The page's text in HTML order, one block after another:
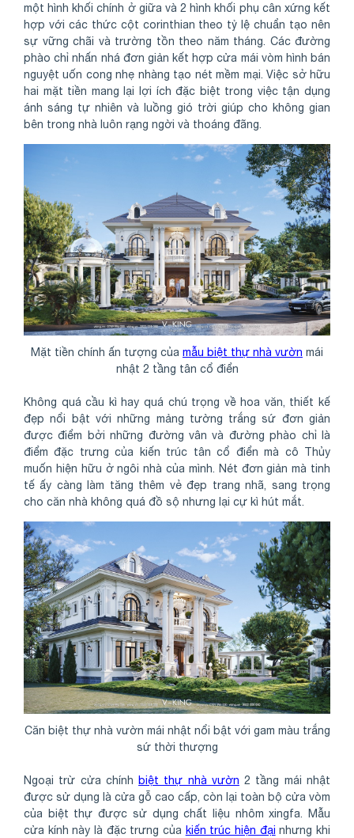
một hình khối chính ở giữa và 2 hình khối phụ cân xứng kết
hợp với các thức cột corinthian theo tỷ lệ chuẩn tạo nên
sự vững chãi và trường tồn theo năm tháng. Các đường
phào chỉ nhấn nhá đơn giản kết hợp cửa mái vòm hình bán
nguyệt uốn cong nhẹ nhàng tạo nét mềm mại. Việc sở hữu
hai mặt tiền mang lại lợi ích đặc biệt trong việc tận dụng
ánh sáng tự nhiên và luồng gió trời giúp cho không gian
bên trong nhà luôn rạng ngời và thoáng đãng.
Mặt tiền chính ấn tượng của mẫu biệt thự nhà vườn mái
nhật 2 tầng tân cổ điển
Không quá cầu kì hay quá chú trọng về hoa văn, thiết kế
đẹp nổi bật với những mảng tường trắng sứ đơn giản
được điểm bởi những đường vân và đường phào chỉ là
điểm đặc trưng của kiến trúc tân cổ điển mà cô Thủy
muốn hiện hữu ở ngôi nhà của mình. Nét đơn giản mà tinh
tế ấy càng làm tăng thêm vẻ đẹp trang nhã, sang trọng
cho căn nhà không quá đồ sộ nhưng lại cự kì hút mắt.
Căn biệt thự nhà vườn mái nhật nổi bật với gam màu trắng
sứ thời thượng
Ngoại trừ cửa chính biệt thự nhà vườn 2 tầng mái nhật
được sử dụng là cửa gỗ cao cấp, còn lại toàn bộ cửa vòm
của biệt thự được sử dụng chất liệu nhôm xingfa. Mẫu
cửa kính này là đặc trưng của kiến trúc hiện đại nhưng khi